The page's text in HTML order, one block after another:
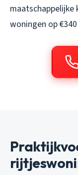
maatschappelijke
woningen op